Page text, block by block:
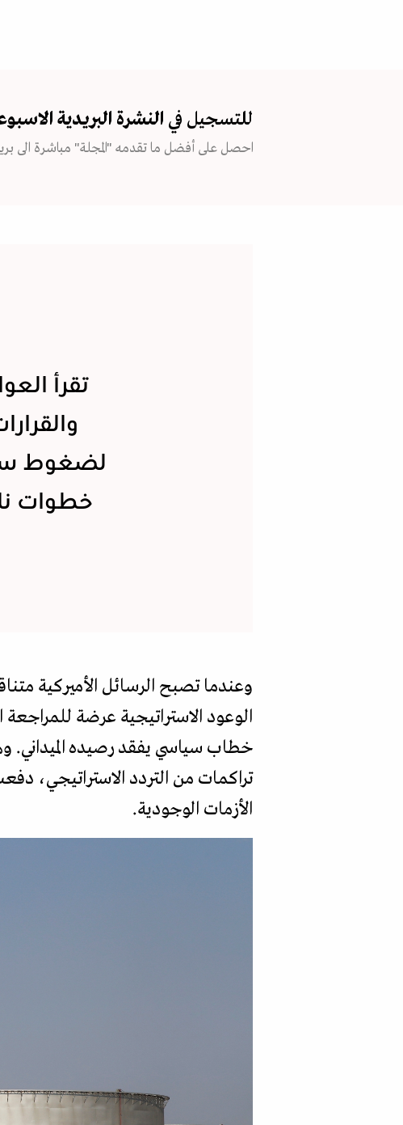
للتسجيل في النشرة البريدية
احصل على أفضل ما تقدمه "المجلة" مباشرة الى
تقرأ
لضغوط
خطوات
وعندما تصبح الرسائل الأميركية
الوعود الاستراتيجية عرضة للمراجعة
خطاب سياسي يفقد رصيده الميداني.
تراكمات من التردد الاستراتيجي،
الأزمات الوجودية.